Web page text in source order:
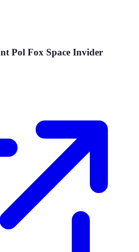
Pol Fox Space Invider